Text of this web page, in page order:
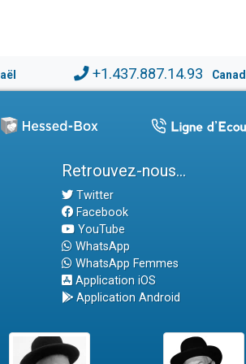
+1.437.887.14.93
Retrouvez-nous...
Twitter
Facebook
YouTube
WhatsApp
WhatsApp Femmes
Application iOS
Application Android